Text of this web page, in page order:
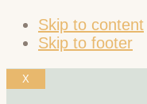
Skip to content
Skip to footer
X